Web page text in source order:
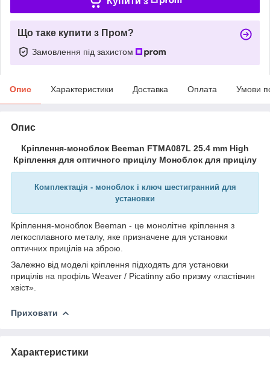
Що таке купити з Пром?
Замовлення під захистом
Опис Характеристики Доставка Оплата Умови
Опис
Кріплення-моноблок Beeman FTMA087L 25.4 mm High
Кріплення для оптичного прицілу Моноблок для прицілу
Комплектація - моноблок і ключ шестигранний для
установки
Кріплення-моноблок Beeman - це монолітне кріплення з
легкосплавного металу, яке призначене для установки
оптичних прицілів на зброю.
Залежно від моделі кріплення підходять для установки
прицілів на профіль Weaver / Picatinny або призму «ластівчин
хвіст».
Приховати
Характеристики